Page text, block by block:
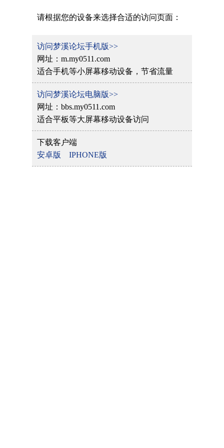
请根据您的设备来选择合适的访问页面：
访问梦溪论坛手机版>>
网址：m.my0511.com
适合手机等小屏幕移动设备，节省流量
访问梦溪论坛电脑版>>
网址：bbs.my0511.com
适合平板等大屏幕移动设备访问
下载客户端
安卓版
IPHONE版